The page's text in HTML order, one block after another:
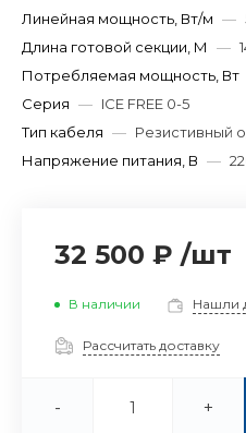
Линейная мощность, Вт/м —
Длина готовой секции, М
—
Потребляемая мощность, Вт
Серия — ICE FREE 0-5
Тип кабеля — Резистивный
Напряжение питания, В —
32 500 ₽ /шт
В наличии Нашли
Рассчитать доставку
- +